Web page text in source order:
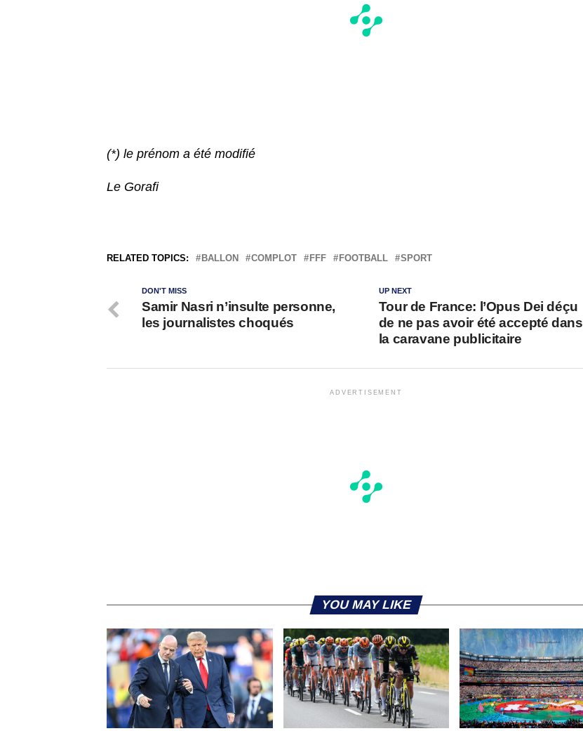
(*) le prénom a été modifié
Le Gorafi
RELATED TOPICS: BALLON COMPLOT FFF FOOTBALL SPORT
UP NEXT
Tour de France: l’Opus Dei déçu
de ne pas avoir été accepté dans
la caravane publicitaire
DON'T MISS
Samir Nasri n’insulte personne,
les journalistes choqués
ADVERTISEMENT
YOU MAY LIKE